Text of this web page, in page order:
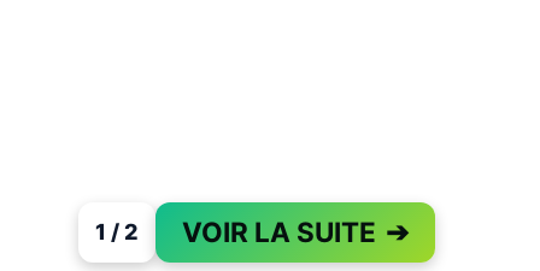
1 / 2 VOIR LA SUITE ➔
PAGE 1 OF 2